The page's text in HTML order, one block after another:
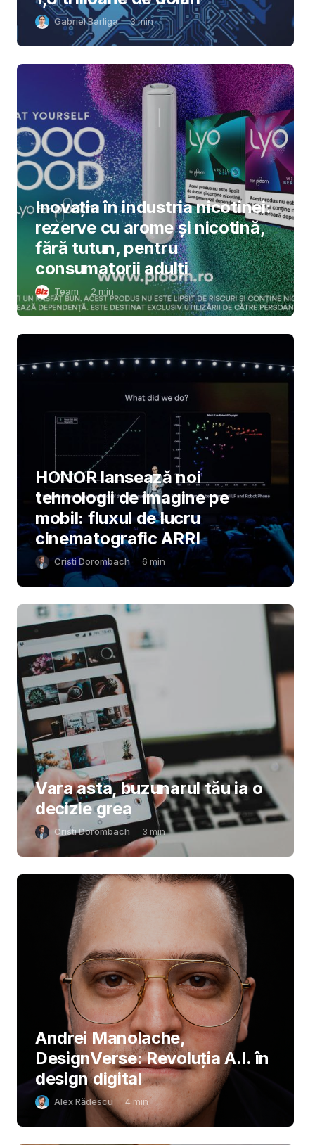
Gabriel Barliga 3min
Inovația în industria nicotinei:
rezerve cu arome și nicotină,
fără tutun, pentru
consumatorii adulți
Team 2 min
HONOR lansează noi
tehnologii de imagine pe
mobil: fluxul de lucru
cinematografic ARRI
Cristi Dorombach 6 min
Vara asta, buzunarul tău ia o
decizie grea
Cristi Dorombach 3 min
Andrei Manolache,
DesignVerse: Revoluția A.I. în
design digital
Alex Rădescu 4 min